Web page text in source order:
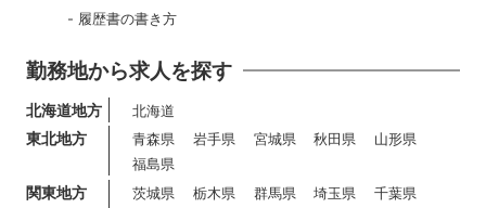
履歴書の書き方
勤務地から求人を探す
北海道地方 北海道
東北地方 青森県 岩手県 宮城県 秋田県
山形県
福島県
関東地方 茨城県 栃木県 群馬県 埼玉県
千葉県